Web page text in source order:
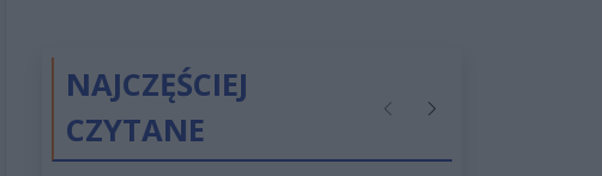
NAJCZĘŚCIEJ
CZYTANE
PoprzednieNastępne